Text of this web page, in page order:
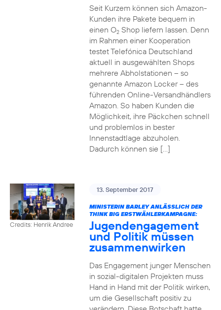
Seit Kurzem können sich Amazon-
Kunden ihre Pakete bequem in
einen O2Shop liefern lassen. Denn
im Rahmen einer Kooperation
testet Telefónica Deutschland
aktuell in ausgewählten Shops
mehrere Abholstationen – so
genannte Amazon Locker – des
führenden Online-Versandhändlers
Amazon. So haben Kunden die
Möglichkeit, ihre Päckchen schnell
und problemlos in bester
Innenstadtlage abzuholen.
Dadurch können sie […]
Credits: Henrik Andree
13. September 2017
MINISTERIN BARLEY ANLÄSSLICH DER
THINK BIG ERSTWÄHLERKAMPAGNE:
Jugendengagement
und Politik müssen
zusammenwirken
Das Engagement junger Menschen
in sozial-digitalen Projekten muss
Hand in Hand mit der Politik wirken,
um die Gesellschaft positiv zu